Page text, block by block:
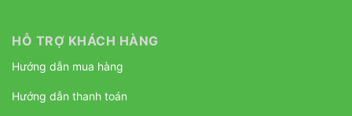
HỖ TRỢ KHÁCH HÀNG
Hướng dẫn mua hàng
Hướng dẫn thanh toán